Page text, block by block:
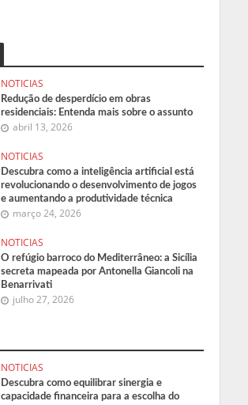
NOTICIAS
Redução de desperdício em obras
residenciais: Entenda mais sobre o assunto
abril 13, 2026
NOTICIAS
Descubra como a inteligência artificial está
revolucionando o desenvolvimento de jogos
e aumentando a produtividade técnica
março 24, 2026
NOTICIAS
O refúgio barroco do Mediterrâneo: a Sicília
secreta mapeada por Antonella Giancoli na
Benarrivati
julho 27, 2026
NOTICIAS
Descubra como equilibrar sinergia e
capacidade financeira para a escolha do